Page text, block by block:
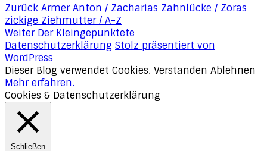
Beitragsnavigation
Zurück Vorheriger
Beitrag:
Armer Anton / Zacharias Zahnlücke / Zoras
zickige Ziehmutter / A-Z
Weiter Nächster
Beitrag:
Der Kleingepunktete
Datenschutzerklärung Stolz präsentiert von
WordPress
Dieser Blog verwendet Cookies. Verstanden Ablehnen
Mehr erfahren.
Cookies & Datenschutzerklärung
Schließen